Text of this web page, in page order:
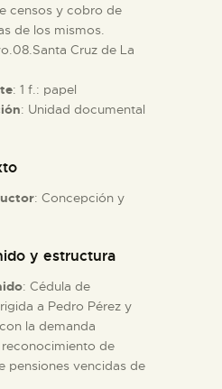
censos y cobro de
de los mismos.
Cruz de La
: 1 f.: papel
: Unidad documental
: Concepción y
y estructura
: Cédula de
a Pedro Pérez y
la demanda
de
pensiones vencidas de